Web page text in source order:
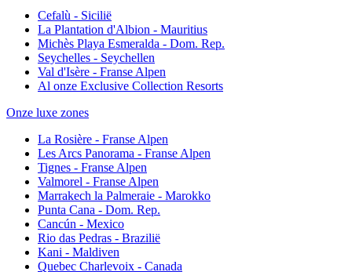
Cefalù - Sicilië
La Plantation d'Albion - Mauritius
Michès Playa Esmeralda - Dom. Rep.
Seychelles - Seychellen
Val d'Isère - Franse Alpen
Al onze Exclusive Collection Resorts
Onze luxe zones
La Rosière - Franse Alpen
Les Arcs Panorama - Franse Alpen
Tignes - Franse Alpen
Valmorel - Franse Alpen
Marrakech la Palmeraie - Marokko
Punta Cana - Dom. Rep.
Cancún - Mexico
Rio das Pedras - Brazilië
Kani - Maldiven
Quebec Charlevoix - Canada